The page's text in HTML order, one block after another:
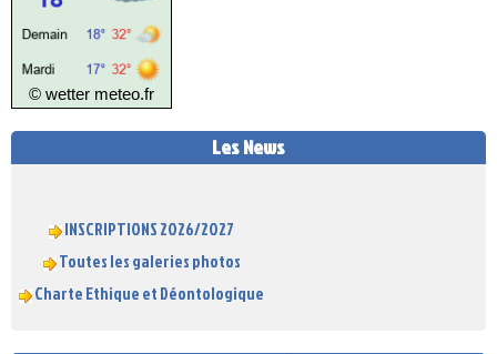
© wetter meteo.fr
Les News
INSCRIPTIONS 2026/2027
Toutes les galeries photos
Charte Ethique et Déontologique